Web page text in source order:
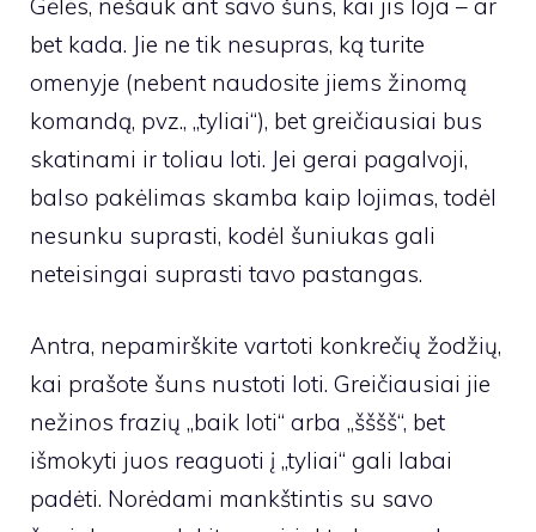
bet kada. Jie ne tik nesupras, ką turite
omenyje (nebent naudosite jiems žinomą
komandą, pvz., „tyliai“), bet greičiausiai bus
skatinami ir toliau loti. Jei gerai pagalvoji,
balso pakėlimas skamba kaip lojimas, todėl
nesunku suprasti, kodėl šuniukas gali
neteisingai suprasti tavo pastangas.
Antra, nepamirškite vartoti konkrečių žodžių,
kai prašote šuns nustoti loti. Greičiausiai jie
nežinos frazių „baik loti“ arba „šššš“, bet
išmokyti juos reaguoti į „tyliai“ gali labai
padėti. Norėdami mankštintis su savo